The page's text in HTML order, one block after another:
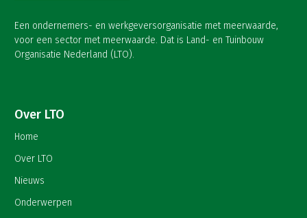
Een ondernemers- en werkgeversorganisatie met meerwaarde,
voor een sector met meerwaarde. Dat is Land- en Tuinbouw
Organisatie Nederland (LTO).
Over LTO
Home
Over LTO
Nieuws
Onderwerpen